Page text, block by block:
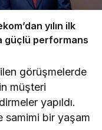
yılın ilk
güçlü performans
görüşmelerde
müşteri
yapıldı.
samimi bir yaşam